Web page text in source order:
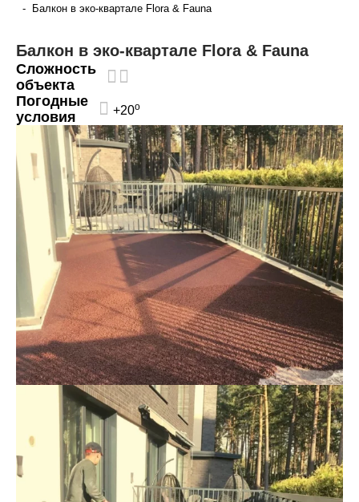
Балкон в эко-квартале Flora & Fauna
Балкон в эко-квартале Flora & Fauna
Сложность
объекта
Погодные
условия
+20o